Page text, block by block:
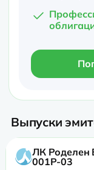
Выпуски
ЛК Роделен
001Р-03